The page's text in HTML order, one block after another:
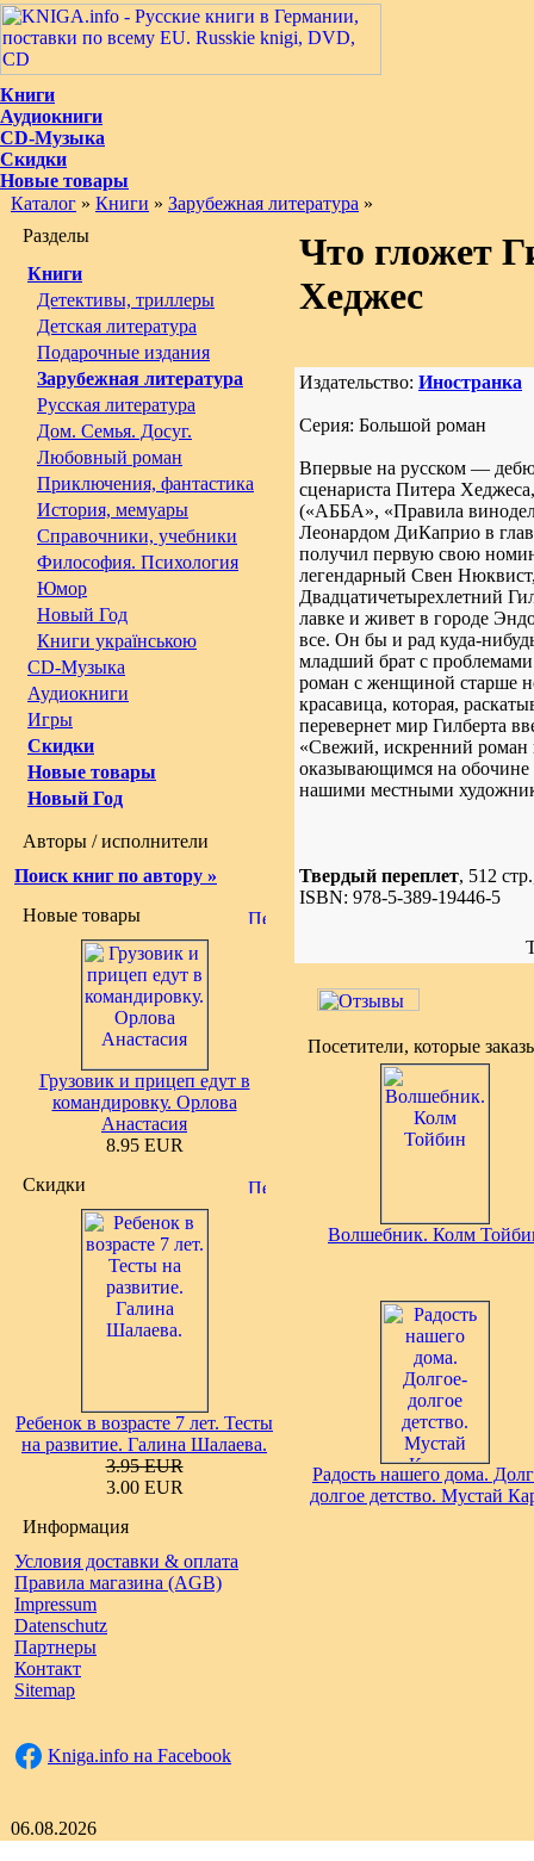
Книги
Аудиокниги
CD-Музыка
Скидки
Новые товары
Каталог » Книги » Зарубежная литература »
Разделы
Книги
Детективы, триллеры
Детская литература
Подарочные издания
Зарубежная литература
Русская литература
Дом. Семья. Досуг.
Любовный роман
Приключения, фантастика
История, мемуары
Справочники, учебники
Философия. Психология
Юмор
Новый Год
Книги українською
CD-Музыка
Аудиокниги
Игры
Скидки
Новые товары
Новый Год
Авторы / исполнители
Поиск книг по автору »
Новые товары
Грузовик и прицеп едут в
командировку. Орлова
Анастасия
8.95 EUR
Скидки
Ребенок в возрасте 7 лет. Тесты
на развитие. Галина Шалаева.
3.95 EUR
3.00 EUR
Информация
Условия доставки & оплата
Правила магазина (AGB)
Impressum
Datenschutz
Партнеры
Контакт
Sitemap
Kniga.info на Facebook
Что гложет
Хеджес
Издательство: Иностранка
Серия: Большой роман
Впервые на русском —
сценариста Питера
(«АББА», «Правила
Леонардом ДиКаприо в
получил первую свою
легендарный Свен
Двадцатичетырехлетний
лавке и живет в городе
все. Он бы и рад куда-
младший брат с
роман с женщиной старше
красавица, которая,
перевернет мир Гилберта
«Свежий, искренний роман
оказывающимся на
нашими местными
Твердый переплет, 512
ISBN: 978-5-389-19446-5
Посетители, которые
Волшебник. Колм
Радость нашего дома.
долгое детство. Мустай
06.08.2026